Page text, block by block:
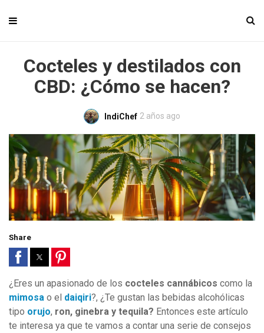
Cocteles y destilados con
CBD: ¿Cómo se hacen?
IndiChef 2 años ago
Share
¿Eres un apasionado de los cocteles cannábicos como la
mimosa o el daiqiri?, ¿Te gustan las bebidas alcohólicas
tipo orujo, ron, ginebra y tequila? Entonces este artículo
te interesa ya que te vamos a contar una serie de consejos